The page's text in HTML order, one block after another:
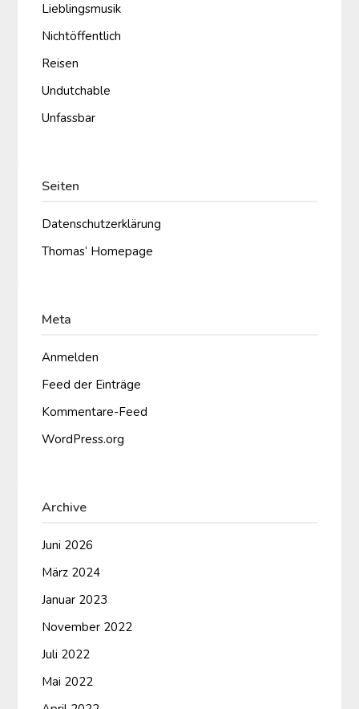
Lieblingsmusik
Nichtöffentlich
Reisen
Undutchable
Unfassbar
Seiten
Datenschutzerklärung
Thomas‘ Homepage
Meta
Anmelden
Feed der Einträge
Kommentare-Feed
WordPress.org
Archive
Juni 2026
März 2024
Januar 2023
November 2022
Juli 2022
Mai 2022